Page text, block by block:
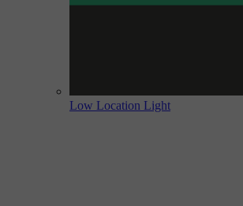
Low Location Light